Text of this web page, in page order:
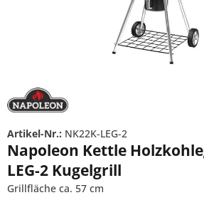
Artikel-Nr.: NK22K-LEG-2
Napoleon Kettle
LEG-2 Kugelgrill
Grillfläche ca. 57 cm